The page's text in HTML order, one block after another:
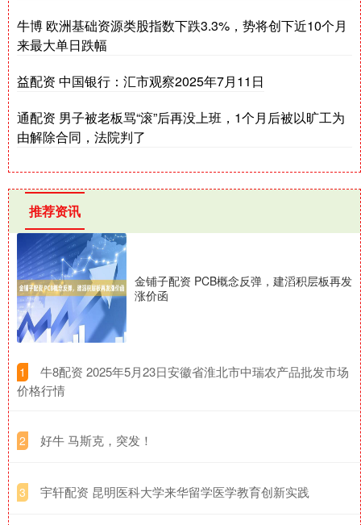
牛博 欧洲基础资源类股指数下跌3.3%，势将创下近10个月
来最大单日跌幅
益配资 中国银行：汇市观察2025年7月11日
通配资 男子被老板骂“滚”后再没上班，1个月后被以旷工为
由解除合同，法院判了
推荐资讯
金铺子配资 PCB概念反弹，建滔积层板再发
涨价函
1
​牛8配资 2025年5月23日安徽省淮北市中瑞农产品批发市场
价格行情
2 ​好牛 马斯克，突发！
3 ​宇轩配资 昆明医科大学来华留学医学教育创新实践